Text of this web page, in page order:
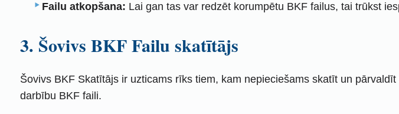
Failu atkopšana: Lai gan tas var redzēt korumpētu BKF failus, tai trūkst
3. Šovivs BKF Failu skatītājs
Šovivs BKF Skatītājs ir uzticams rīks tiem, kam nepieciešams skatīt un
darbību BKF faili.